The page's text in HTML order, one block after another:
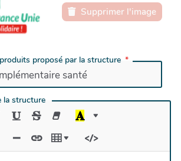
Supprimer l'image
proposé par la structure
la structure